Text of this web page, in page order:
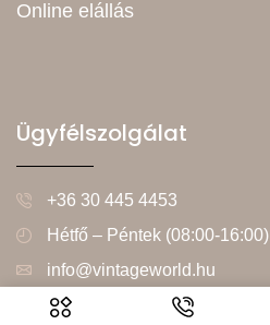
Online elállás
Ügyfélszolgálat
+36 30 445 4453
Hétfő – Péntek (08:00-16:00)
info@vintageworld.hu